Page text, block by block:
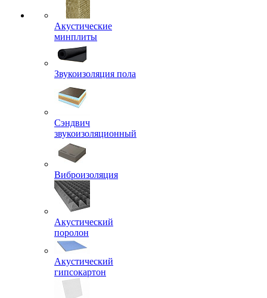
Акустические
минплиты
Звукоизоляция пола
Сэндвич
звукоизоляционный
Виброизоляция
Акустический
поролон
Акустический
гипсокартон